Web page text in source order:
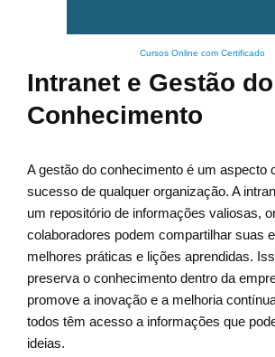
Cursos Online com Certificado
Intranet e Gestão do
Conhecimento
A gestão do conhecimento é um aspecto
sucesso de qualquer organização. A
um repositório de informações valiosas,
colaboradores podem compartilhar suas
melhores práticas e lições aprendidas.
preserva o conhecimento dentro da
promove a inovação e a melhoria
todos têm acesso a informações que
ideias.